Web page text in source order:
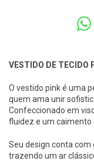
VESTIDO DE TECIDO
O vestido pink é uma
quem ama unir
Confeccionado em
fluidez e um caimento
Seu design conta
trazendo um ar